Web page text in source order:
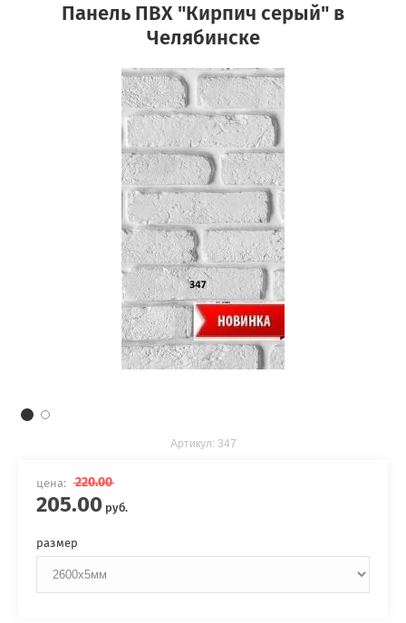
Панель ПВХ "Кирпич серый" в
Челябинске
Артикул: 347
цена: 220.00
205.00 руб.
размер